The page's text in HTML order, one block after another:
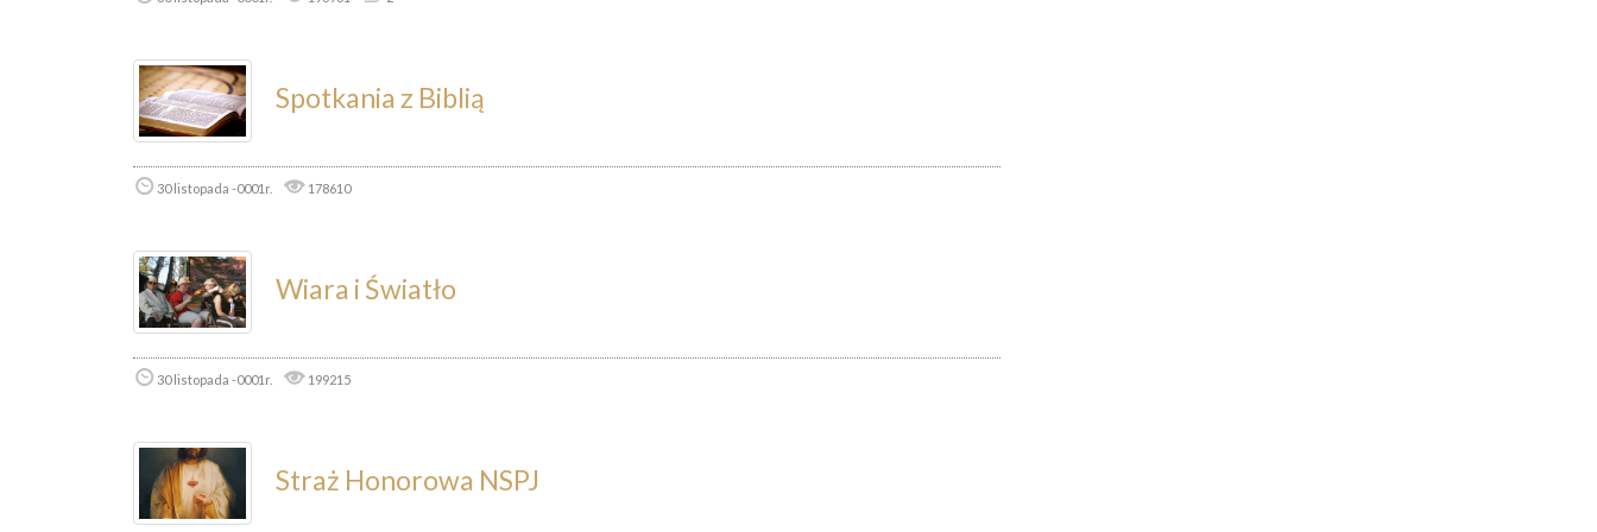
Spotkania z Biblią
30 listopada -0001r. 178610
Wiara i Światło
30 listopada -0001r. 199215
Straż Honorowa NSPJ